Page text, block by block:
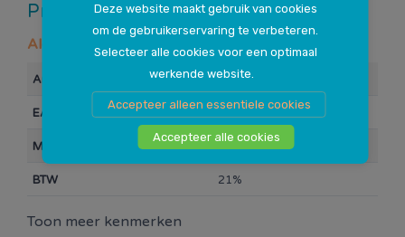
Deze website maakt gebruik van cookies
om de gebruikerservaring te verbeteren.
Selecteer alle cookies voor een optimaal
werkende website.
Accepteer alleen essentiele cookies
Accepteer alle cookies
Productspecificaties
Algemeen
Artikelnummer 113406
EAN Barcode 0000079546
Merk Q-link
BTW 21%
Toon meer kenmerken